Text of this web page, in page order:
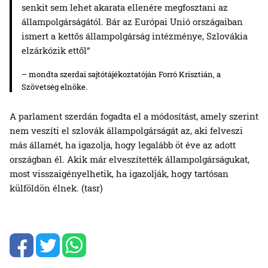
senkit sem lehet akarata ellenére megfosztani az
állampolgárságától. Bár az Európai Unió országaiban
ismert a kettős állampolgárság intézménye, Szlovákia
elzárkózik ettől“
– mondta szerdai sajtótájékoztatóján Forró Krisztián, a
Szövetség elnöke.
A parlament szerdán fogadta el a módosítást, amely szerint
nem veszíti el szlovák állampolgárságát az, aki felveszi
más államét, ha igazolja, hogy legalább öt éve az adott
országban él. Akik már elveszítették állampolgárságukat,
most visszaigényelhetik, ha igazolják, hogy tartósan
külföldön élnek. (tasr)